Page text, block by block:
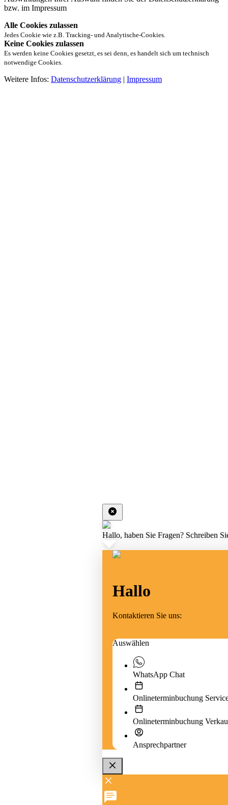
Hallo, haben Sie Fragen? Schreiben
Hallo
Kontaktieren Sie uns:
Auswählen
WhatsApp Chat
Onlineterminbuchung
Onlineterminbuchung
Ansprechpartner
bzw. im Impressum
Alle Cookies zulassen
Jedes Cookie wie z.B. Tracking- und Analytische-Cookies.
Keine Cookies zulassen
Es werden keine Cookies gesetzt, es sei denn, es handelt sich um technisch
notwendige Cookies.
Weitere Infos: Datenschutzerklärung | Impressum